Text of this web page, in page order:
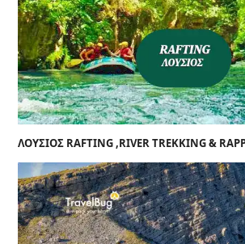
ΛΟΥΣΙΟΣ RAFTING ,RIVER TREKKING &